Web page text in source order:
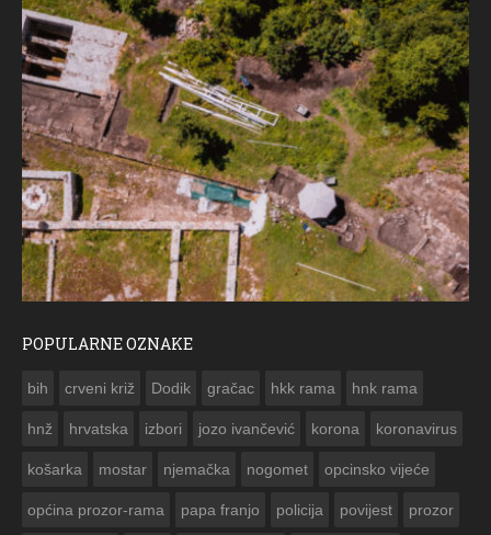
POPULARNE OZNAKE
bih crveni križ Dodik gračac hkk rama hnk rama
hnž hrvatska izbori jozo ivančević korona koronavirus
košarka mostar njemačka nogomet opcinsko vijeće
općina prozor-rama papa franjo policija povijest prozor